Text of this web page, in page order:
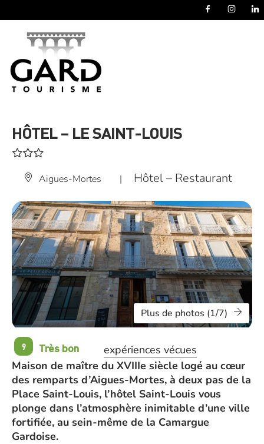
HÔTEL – LE SAINT-LOUIS
Aigues-Mortes | Hôtel – Restaurant
Plus de photos (1/7)
9 Très bon
expériences vécues
Maison de maître du XVIIIe siècle logé au cœur
des remparts d’Aigues-Mortes, à deux pas de la
Place Saint-Louis, l’hôtel Saint-Louis vous
plonge dans l’atmosphère inimitable d’une ville
fortifiée, au sein-même de la Camargue
Gardoise.